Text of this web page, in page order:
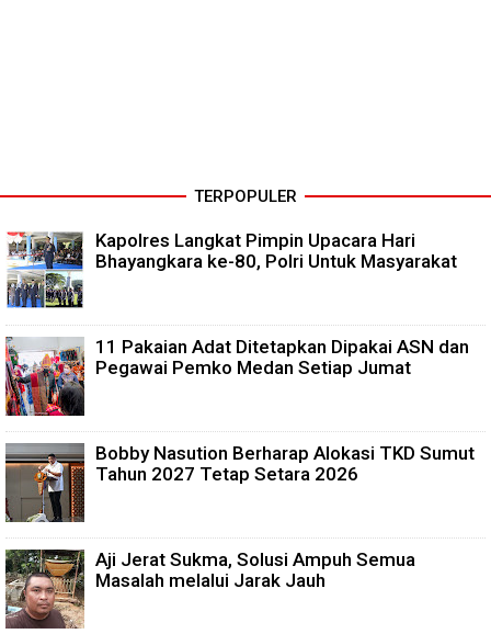
TERPOPULER
Kapolres Langkat Pimpin Upacara Hari
Bhayangkara ke-80, Polri Untuk Masyarakat
11 Pakaian Adat Ditetapkan Dipakai ASN dan
Pegawai Pemko Medan Setiap Jumat
Bobby Nasution Berharap Alokasi TKD Sumut
Tahun 2027 Tetap Setara 2026
Aji Jerat Sukma, Solusi Ampuh Semua
Masalah melalui Jarak Jauh